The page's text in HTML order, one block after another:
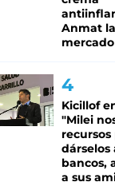
Anmat
mercado
Kicillof
"Milei
recursos
dárselos
bancos,
a sus